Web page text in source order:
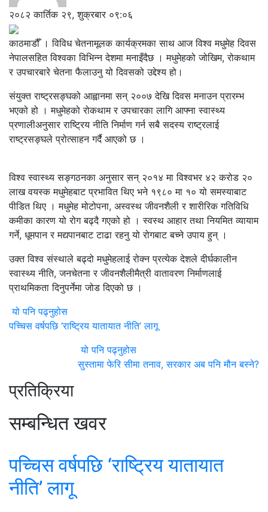
२०८२ कार्तिक २९, शुक्रबार ०९:०६
काठमाडौँ । विविध चेतनामूलक कार्यक्रमका साथ आज विश्व मधुमेह दिवस
नेपालसहित विश्वका विभिन्न देशमा मनाइँदैछ । मधुमेहको जोखिम, रोकथाम
र उपचारबारे चेतना फैलाउनु यो दिवसको उद्देश्य हो।
संयुक्त राष्ट्रसङ्घको आह्वानमा सन् २००७ देखि दिवस मनाउन प्रारम्भ
भएको हो । मधुमेहको रोकथाम र उपचारका लागि आफ्ना स्वास्थ्य
प्रणालीअनुसार राष्ट्रिय नीति निर्माण गर्न सबै सदस्य राष्ट्रलाई
राष्ट्रसङ्घले प्रोत्साहन गर्दै आएको छ ।
विश्व स्वास्थ्य सङ्गठनका अनुसार सन् २०१४ मा विश्वभर ४२ करोड २०
लाख वयस्क मधुमेहबाट प्रभावित थिए भने १९८० मा १० यो समस्याबाट
पीडित थिए । मधुमेह मोटोपना, अस्वस्थ जीवनशैली र शारीरिक गतिविधि
कमीका कारण यो रोग बढ्दै गएको हो । स्वस्थ आहार तथा नियमित व्यायाम
गर्ने, धूमपान र मद्यपानबाट टाढा रहनु यो रोगबाट बच्ने उपाय हुन् ।
उक्त विश्व संस्थाले बढ्दो मधुमेहलाई रोक्न प्रत्येक देशले दीर्घकालीन
स्वास्थ्य नीति, जनचेतना र जीवनशैलीमैत्री वातावरण निर्माणलाई
प्राथमिकता दिनुपर्नेमा जोड दिएको छ ।
यो पनि पढ्नुहोस
पच्चिस वर्षपछि ‘राष्ट्रिय यातायात नीति’ लागू
यो पनि पढ्नुहोस
सुस्तामा फेरि सीमा तनाव, सरकार अब पनि मौन बस्ने?
प्रतिक्रिया
सम्बन्धित खवर
पच्चिस वर्षपछि ‘राष्ट्रिय यातायात
नीति’ लागू